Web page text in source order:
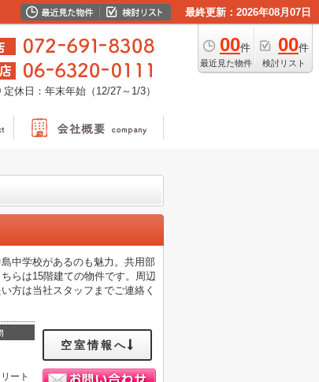
最終更新：2026年08月07日
00件
最近見た物件
00件
検討リスト
定休日：年末年始（12/27～1/3）
中学校があるのも魅力。共用部
らは15階建ての物件です。周辺
方は当社スタッフまでご連絡く
ート
空室情報へ